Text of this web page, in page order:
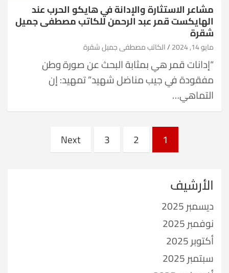
مشاعر الاستثارة والإدانة في هايكو الحرب عند
الهايكست قمر عبد الرحمن للكاتب مصطفى جميل
شقرة
مايو 14, 2024 الكاتب مصطفى جميل شقرة
“إدانات قمر هي بمثابة البحث عن صورة وطن
مفقودة في جيب مناضل شهيد” تمهيد: إن
التماهي…
pagination
1
2
3
Next
الأرشيف
ديسمبر 2025
نوفمبر 2025
أكتوبر 2025
سبتمبر 2025